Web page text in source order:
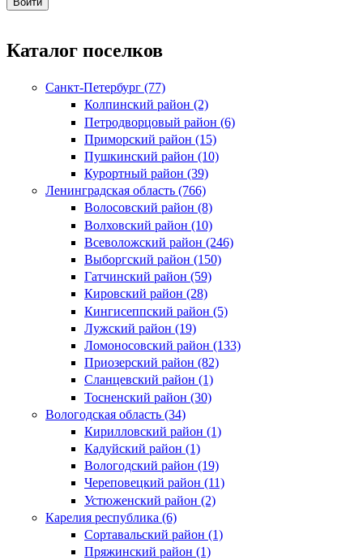
Каталог поселков
Санкт-Петербург (77)
Колпинский район (2)
Петродворцовый район (6)
Приморский район (15)
Пушкинский район (10)
Курортный район (39)
Ленинградская область (766)
Волосовский район (8)
Волховский район (10)
Всеволожский район (246)
Выборгский район (150)
Гатчинский район (59)
Кировский район (28)
Кингисеппский район (5)
Лужский район (19)
Ломоносовский район (133)
Приозерский район (82)
Сланцевский район (1)
Тосненский район (30)
Вологодская область (34)
Кирилловский район (1)
Кадуйский район (1)
Вологодский район (19)
Череповецкий район (11)
Устюженский район (2)
Карелия республика (6)
Сортавальский район (1)
Пряжинский район (1)